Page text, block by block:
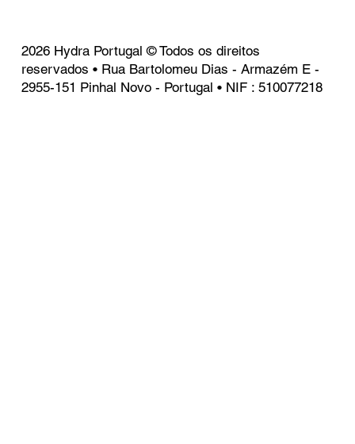
2026 Hydra Portugal © Todos os direitos
reservados • Rua Bartolomeu Dias - Armazém E -
2955-151 Pinhal Novo - Portugal • NIF : 510077218